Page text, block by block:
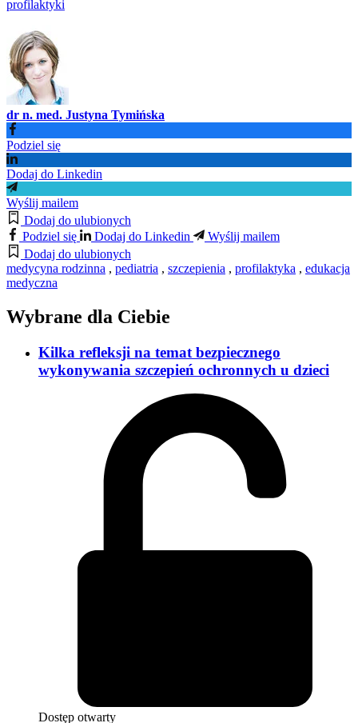
profilaktyki
dr n. med. Justyna Tymińska
Podziel się
Dodaj do Linkedin
Wyślij mailem
Dodaj do ulubionych
Podziel się
Dodaj do Linkedin
Wyślij mailem
Dodaj do ulubionych
medycyna rodzinna , pediatria , szczepienia , profilaktyka , edukacja
medyczna
Wybrane dla Ciebie
Kilka refleksji na temat bezpiecznego
wykonywania szczepień ochronnych u dzieci
Dostęp otwarty